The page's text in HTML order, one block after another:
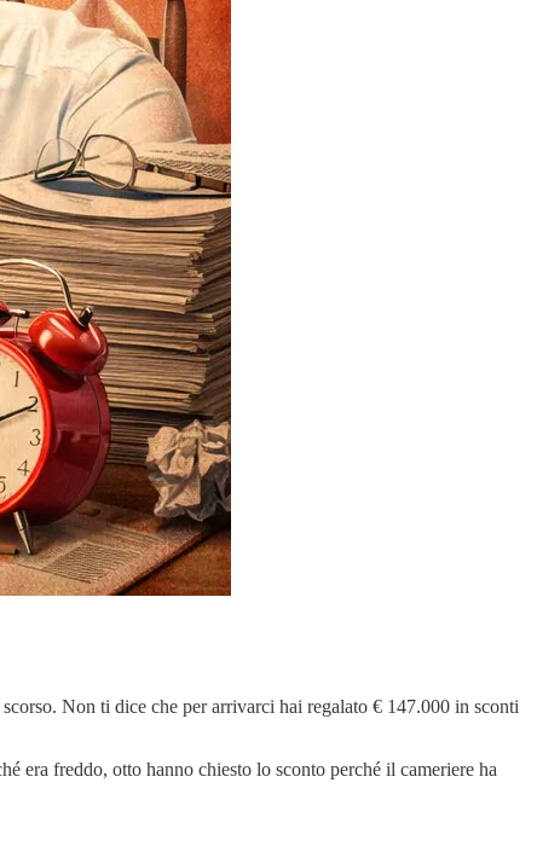
Non ti dice che per arrivarci hai regalato € 147.000 in sconti
era freddo, otto hanno chiesto lo sconto perché il cameriere ha